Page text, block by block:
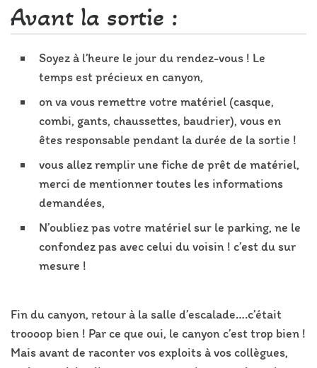
Avant la sortie :
Soyez à l’heure le jour du rendez-vous ! Le
temps est précieux en canyon,
on va vous remettre votre matériel (casque,
combi, gants, chaussettes, baudrier), vous en
êtes responsable pendant la durée de la sortie !
vous allez remplir une fiche de prêt de matériel,
merci de mentionner toutes les informations
demandées,
N’oubliez pas votre matériel sur le parking, ne le
confondez pas avec celui du voisin ! c’est du sur
mesure !
Fin du canyon, retour à la salle d’escalade….c’était
troooop bien ! Par ce que oui, le canyon c’est trop bien !
Mais avant de raconter vos exploits à vos collègues,